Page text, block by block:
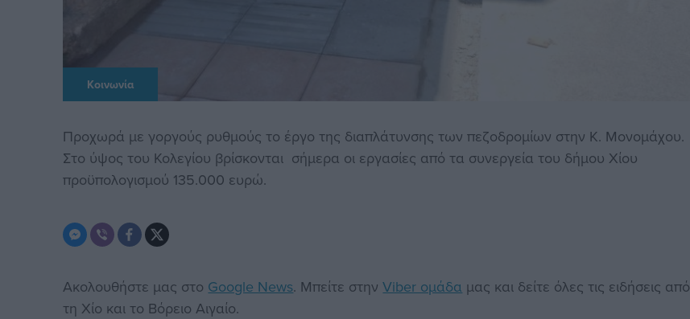
Κοινωνία
Προχωρά με γοργούς ρυθμούς το έργο της διαπλάτυνσης των πεζοδρομίων στην Κ. Μονομάχου.
Στο ύψος του Κολεγίου βρίσκονται σήμερα οι εργασίες από τα συνεργεία του δήμου Χίου
προϋπολογισμού 135.000 ευρώ.
Ακολουθήστε μας στο Google News. Μπείτε στηνViber ομάδα μας και δείτε όλες τις ειδήσεις από
τη Χίο και το Βόρειο Αιγαίο.